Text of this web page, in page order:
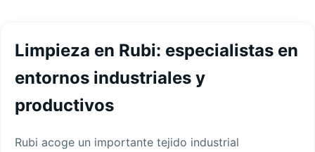
Limpieza en Rubi: especialistas en
entornos industriales y
productivos
Rubi acoge un importante tejido industrial